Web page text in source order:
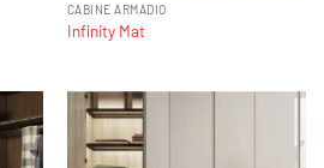
CABINE ARMADIO
Infinity Mat